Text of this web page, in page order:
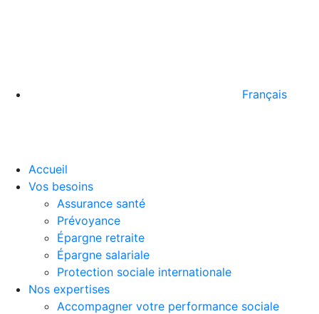
Français
Accueil
Vos besoins
Assurance santé
Prévoyance
Épargne retraite
Épargne salariale
Protection sociale internationale
Nos expertises
Accompagner votre performance sociale